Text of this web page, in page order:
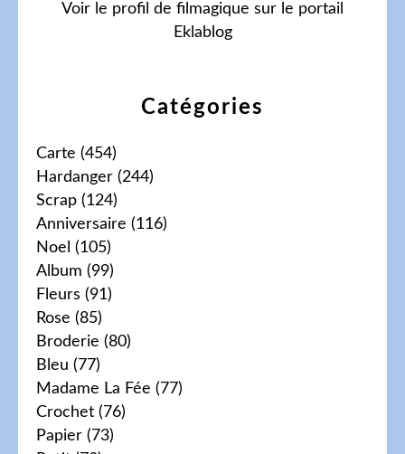
Catégories
Carte (454)
Hardanger (244)
Scrap (124)
Anniversaire (116)
Noel (105)
Album (99)
Fleurs (91)
Rose (85)
Broderie (80)
Bleu (77)
Madame La Fée (77)
Crochet (76)
Papier (73)
Voir le profil de filmagique sur le portail
Eklablog